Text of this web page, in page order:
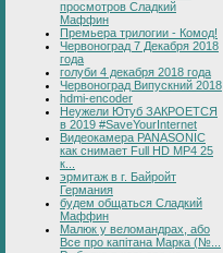
просмотров Сладкий
Маффин
Премьера трилогии - Комод!
Червоноград 7 Декабря 2018
года
голуби 4 декабря 2018 года
Червоноград Випускний 2018
hdmi-encoder
Неужели Ютуб ЗАКРОЕТСЯ
в 2019 #SaveYourInternet
Видеокамера PANASONIC
как снимает Full HD MP4 25
к...
эрмитаж в г. Байройт
Германия
будем общаться Сладкий
Маффин
Малюк у веломандрах, або
Все про капітана Марка (№...